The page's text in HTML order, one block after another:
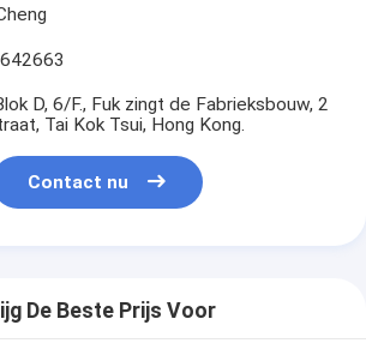
D, 6/F., Fuk zingt de Fabrieksbouw, 2
Tai Kok Tsui, Hong Kong.
Contact nu
De Beste Prijs Voor